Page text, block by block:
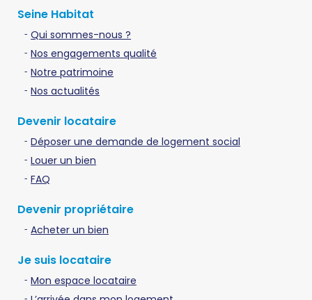
Seine Habitat
Qui sommes-nous ?
Nos engagements qualité
Notre patrimoine
Nos actualités
Devenir locataire
Déposer une demande de logement social
Louer un bien
FAQ
Devenir propriétaire
Acheter un bien
Je suis locataire
Mon espace locataire